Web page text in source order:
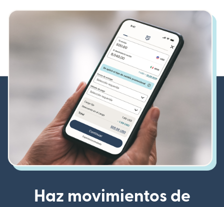
Haz movimientos de